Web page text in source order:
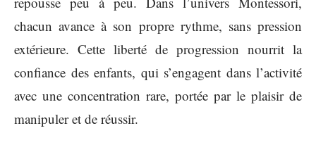
chacun avance à son propre rythme, sans pression
extérieure. Cette liberté de progression nourrit la
confiance des enfants, qui s’engagent dans l’activité
avec une concentration rare, portée par le plaisir de
manipuler et de réussir.